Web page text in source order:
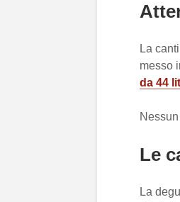
La
messo
da 44
Le
La